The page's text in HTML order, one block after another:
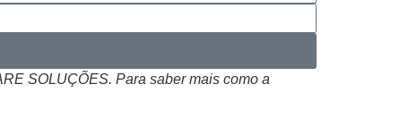
SOLUÇÕES. Para saber mais como a